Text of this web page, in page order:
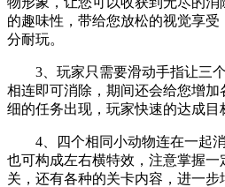
的趣味性，带给您放松的视觉享
分耐玩。
3、玩家只需要滑动手指让三个
相连即可消除，期间还会给您增
细的任务出现，玩家快速的达成目
4、四个相同小动物连在一起消
也可构成左右横特效，注意掌握
关，还有各种的关卡内容，进一步